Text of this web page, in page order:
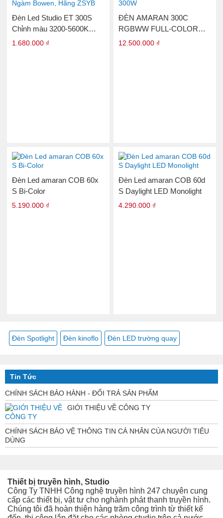
Đèn Led Studio ET 300S
Chỉnh màu 3200-5600K
Ngàm Bowen, Hãng ZSYB
1.680.000 ₫
ĐÈN AMARAN 300C
RGBWW FULL-COLOR
300W
12.500.000 ₫
Đèn Led amaran COB 60x
S Bi-Color
5.190.000 ₫
Đèn Led amaran COB 60d
S Daylight LED Monolight
4.290.000 ₫
Đèn Spotlight Đèn kinoflo Đèn LED trường quay
Tin Tức
CHÍNH SÁCH BẢO HÀNH - ĐỔI TRẢ SẢN PHẨM
GIỚI THIỆU VỀ CÔNG TY
CHÍNH SÁCH BẢO VỆ THÔNG TIN CÁ NHÂN CỦA NGƯỜI TIÊU
DÙNG
Thiết bị truyền hình, Studio
Công Ty TNHH Công nghệ truyền hình 247 chuyên cung
cấp các thiết bị, vật tư cho nghành phát thanh truyền hình.
Chúng tôi đã hoàn thiện hàng trăm công trình từ thiết kế